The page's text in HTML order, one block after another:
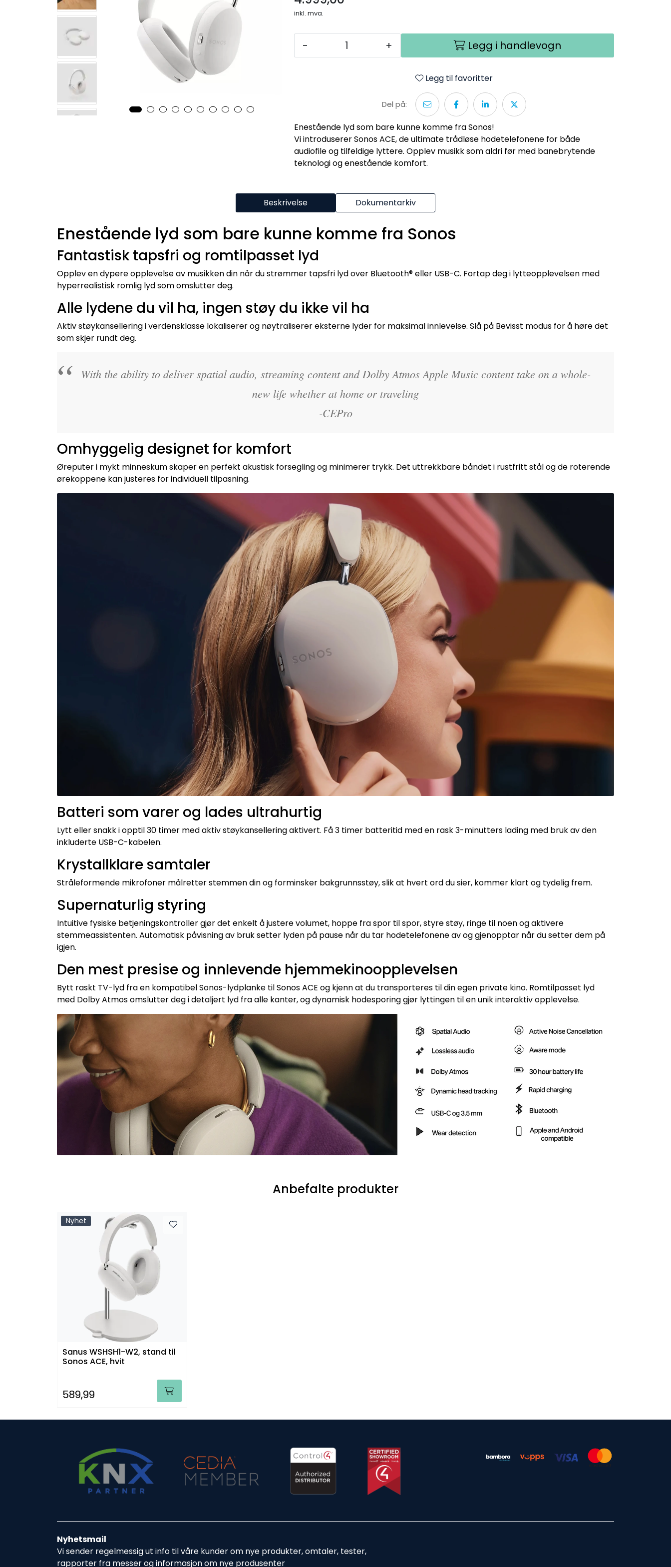
inkl. mva.
- + Legg i handlevogn
Legg til favoritter
Del på:
Enestående lyd som bare kunne komme fra Sonos!
Vi introduserer Sonos ACE, de ultimate trådløse hodetelefonene for både
audiofile og tilfeldige lyttere. Opplev musikk som aldri før med banebrytende
teknologi og enestående komfort.
Beskrivelse Dokumentarkiv
Enestående lyd som bare kunne komme fra Sonos
Fantastisk tapsfri og romtilpasset lyd
Opplev en dypere opplevelse av musikken din når du strømmer tapsfri lyd over Bluetooth® eller USB-C. Fortap deg i lytteopplevelsen med
hyperrealistisk romlig lyd som omslutter deg.
Alle lydene du vil ha, ingen støy du ikke vil ha
Aktiv støykansellering i verdensklasse lokaliserer og nøytraliserer eksterne lyder for maksimal innlevelse. Slå på Bevisst modus for å høre det
som skjer rundt deg.
With the ability to deliver spatial audio, streaming content and Dolby Atmos Apple Music content take on a whole-
new life whether at home or traveling
-CEPro
Omhyggelig designet for komfort
Øreputer i mykt minneskum skaper en perfekt akustisk forsegling og minimerer trykk. Det uttrekkbare båndet i rustfritt stål og de roterende
ørekoppene kan justeres for individuell tilpasning.
Batteri som varer og lades ultrahurtig
Lytt eller snakk i opptil 30 timer med aktiv støykansellering aktivert. Få 3 timer batteritid med en rask 3-minutters lading med bruk av den
inkluderte USB-C-kabelen.
Krystallklare samtaler
Stråleformende mikrofoner målretter stemmen din og forminsker bakgrunnsstøy, slik at hvert ord du sier, kommer klart og tydelig frem.
Supernaturlig styring
Intuitive fysiske betjeningskontroller gjør det enkelt å justere volumet, hoppe fra spor til spor, styre støy, ringe til noen og aktivere
stemmeassistenten. Automatisk påvisning av bruk setter lyden på pause når du tar hodetelefonene av og gjenopptar når du setter dem på
igjen.
Den mest presise og innlevende hjemmekinoopplevelsen
Bytt raskt TV-lyd fra en kompatibel Sonos-lydplanke til Sonos ACE og kjenn at du transporteres til din egen private kino. Romtilpasset lyd
med Dolby Atmos omslutter deg i detaljert lyd fra alle kanter, og dynamisk hodesporing gjør lyttingen til en unik interaktiv opplevelse.
Anbefalte produkter
Nyhet
Sanus WSHSH1-W2, stand til
Sonos ACE, hvit
589,99
Nyhetsmail
Vi sender regelmessig ut info til våre kunder om nye produkter, omtaler, tester,
rapporter fra messer og informasjon om nye produsenter